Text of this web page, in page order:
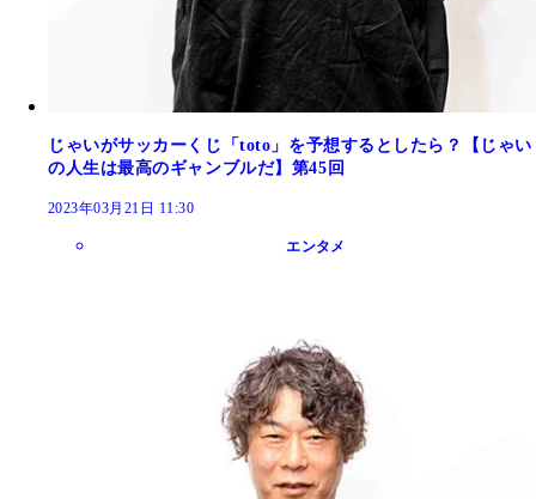
じゃいがサッカーくじ「toto」を予想するとしたら？【じゃい
の人生は最高のギャンブルだ】第45回
2023年03月21日 11:30
エンタメ